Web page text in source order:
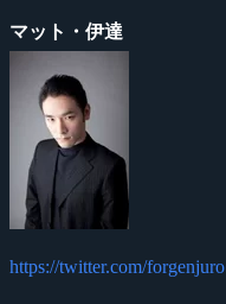
マット・伊達
https://twitter.com/forgenjuro